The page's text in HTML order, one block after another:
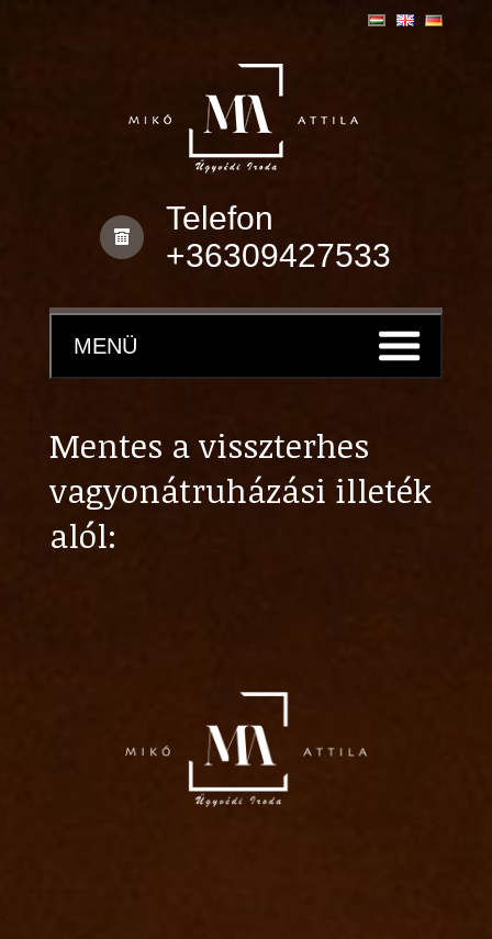
Telefon
+36309427533
MENÜ
Mentes a visszterhes
vagyonátruházási illeték
alól: